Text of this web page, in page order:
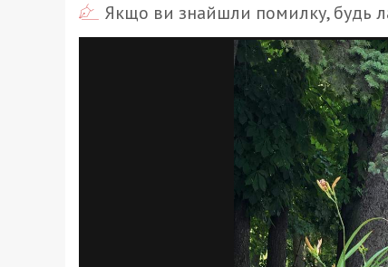
Якщо ви знайшли помилку, будь